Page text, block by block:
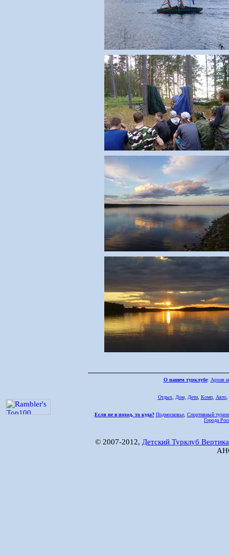
О нашем турклубе: Архив
Отдых, Дом, Дети, Комп, Авто,
Если не в поход, то куда? Подмосковье, Спортивный
Города
© 2007-2012, Детский Турклуб